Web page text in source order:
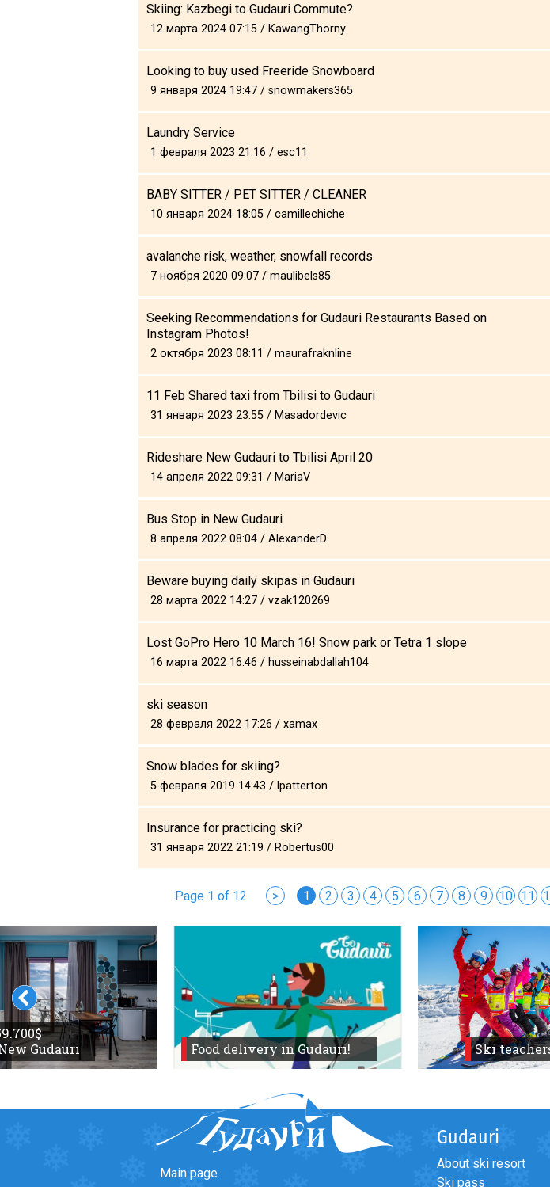
Skiing: Kazbegi to Gudauri Commute?
12 марта 2024 07:15 / KawangThorny
Looking to buy used Freeride Snowboard
9 января 2024 19:47 / snowmakers365
Laundry Service
1 февраля 2023 21:16 / esc11
BABY SITTER / PET SITTER / CLEANER
10 января 2024 18:05 / camillechiche
avalanche risk, weather, snowfall records
7 ноября 2020 09:07 / maulibels85
Seeking Recommendations for Gudauri Restaurants Based on
Instagram Photos!
2 октября 2023 08:11 / maurafraknline
11 Feb Shared taxi from Tbilisi to Gudauri
31 января 2023 23:55 / Masadordevic
Rideshare New Gudauri to Tbilisi April 20
14 апреля 2022 09:31 / MariaV
Bus Stop in New Gudauri
8 апреля 2022 08:04 / AlexanderD
Beware buying daily skipas in Gudauri
28 марта 2022 14:27 / vzak120269
Lost GoPro Hero 10 March 16! Snow park or Tetra 1 slope
16 марта 2022 16:46 / husseinabdallah104
ski season
28 февраля 2022 17:26 / xamax
Snow blades for skiing?
5 февраля 2019 14:43 / lpatterton
Insurance for practicing ski?
31 января 2022 21:19 / Robertus00
Page 1 of 12 > 1 2 3 4 5 6 7 8 9 10 11
Gudauri
Food delivery in Gudauri! Ski
Main page
Gudauri
About ski resort
Ski pass